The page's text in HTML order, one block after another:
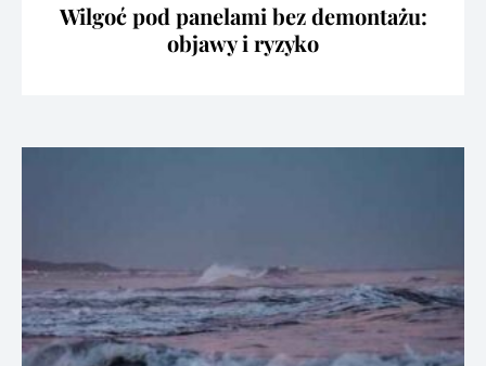
Wilgoć pod panelami bez demontażu:
objawy i ryzyko